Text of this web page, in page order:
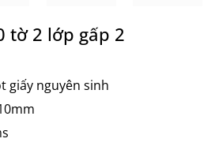
tờ 2 lớp gấp 2
giấy nguyên sinh